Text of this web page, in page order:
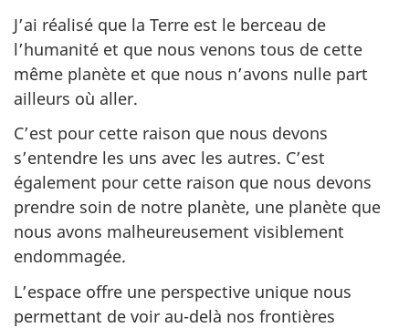
J’ai réalisé que la Terre est le berceau de
l’humanité et que nous venons tous de cette
même planète et que nous n’avons nulle part
ailleurs où aller.
C’est pour cette raison que nous devons
s’entendre les uns avec les autres. C’est
également pour cette raison que nous devons
prendre soin de notre planète, une planète que
nous avons malheureusement visiblement
endommagée.
L’espace offre une perspective unique nous
permettant de voir au-delà nos frontières